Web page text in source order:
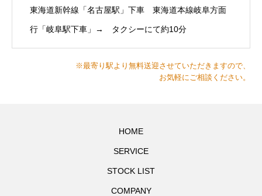
東海道新幹線「名古屋駅」下車 東海道本線岐阜方面
行「岐阜駅下車」→ タクシーにて約10分
※最寄り駅より無料送迎させていただきますので、
お気軽にご相談ください。
HOME
SERVICE
STOCK LIST
COMPANY